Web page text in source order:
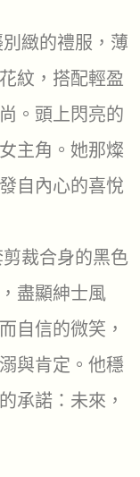
緻的禮服，薄
紋，搭配輕盈
。頭上閃亮的
主角。她那燦
自內心的喜悅
裁合身的黑色
盡顯紳士風
自信的微笑，
與肯定。他穩
承諾：未來，